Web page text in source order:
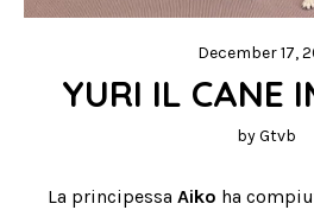
December 17,
YURI IL CANE
byGtvb
La principessa Aiko ha